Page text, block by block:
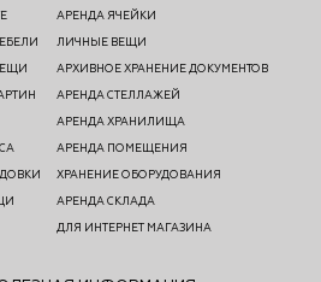
АРЕНДА ЯЧЕЙКИ
ЛИЧНЫЕ ВЕЩИ
АРХИВНОЕ ХРАНЕНИЕ ДОКУМЕНТОВ
АРЕНДА СТЕЛЛАЖЕЙ
АРЕНДА ХРАНИЛИЩА
АРЕНДА ПОМЕЩЕНИЯ
ХРАНЕНИЕ ОБОРУДОВАНИЯ
АРЕНДА СКЛАДА
ДЛЯ ИНТЕРНЕТ МАГАЗИНА